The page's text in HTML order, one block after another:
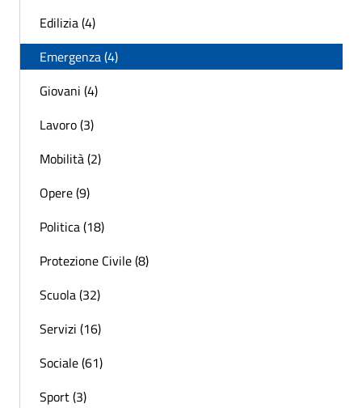
Edilizia (4)
Emergenza (4)
Giovani (4)
Lavoro (3)
Mobilità (2)
Opere (9)
Politica (18)
Protezione Civile (8)
Scuola (32)
Servizi (16)
Sociale (61)
Sport (3)